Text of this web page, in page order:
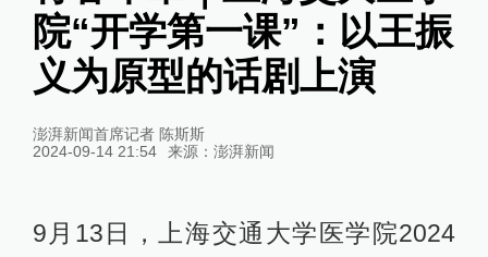
院“开学第一课”：以王振
义为原型的话剧上演
澎湃新闻首席记者 陈斯斯
2024-09-14 21:54
来源： 澎湃新闻
9月13日，上海交通大学医学院2024